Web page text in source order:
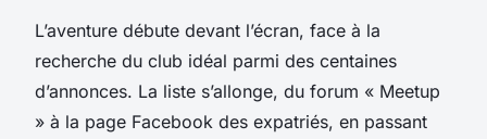
L’aventure débute devant l’écran, face à la
recherche du club idéal parmi des centaines
d’annonces. La liste s’allonge, du forum « Meetup
» à la page Facebook des expatriés, en passant